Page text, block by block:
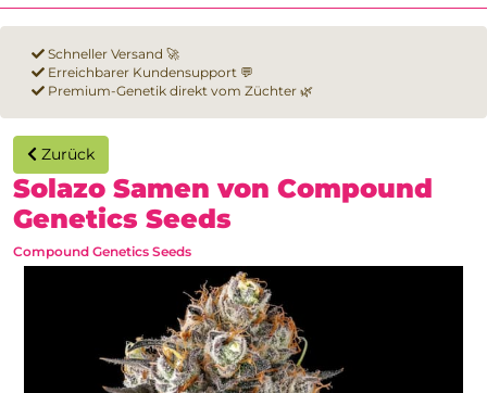
Schneller Versand 🚀
Erreichbarer Kundensupport 💬
Premium-Genetik direkt vom Züchter 🌿
Zurück
Solazo Samen von Compound
Genetics Seeds
Compound Genetics Seeds